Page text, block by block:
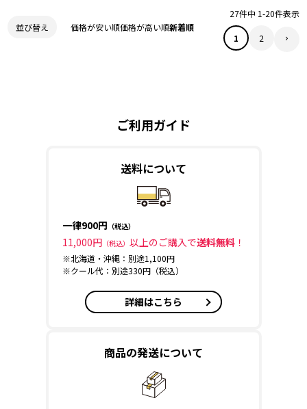
並び替え 価格が安い順価格が高い順新着順
27件中 1-20件表示
1 2
ご利用ガイド
送料について
一律900円 （税込）
11,000円 （税込） 以上のご購入で送料無料！
※北海道・沖縄：別途1,100円
※クール代：別途330円（税込）
詳細はこちら
商品の発送について